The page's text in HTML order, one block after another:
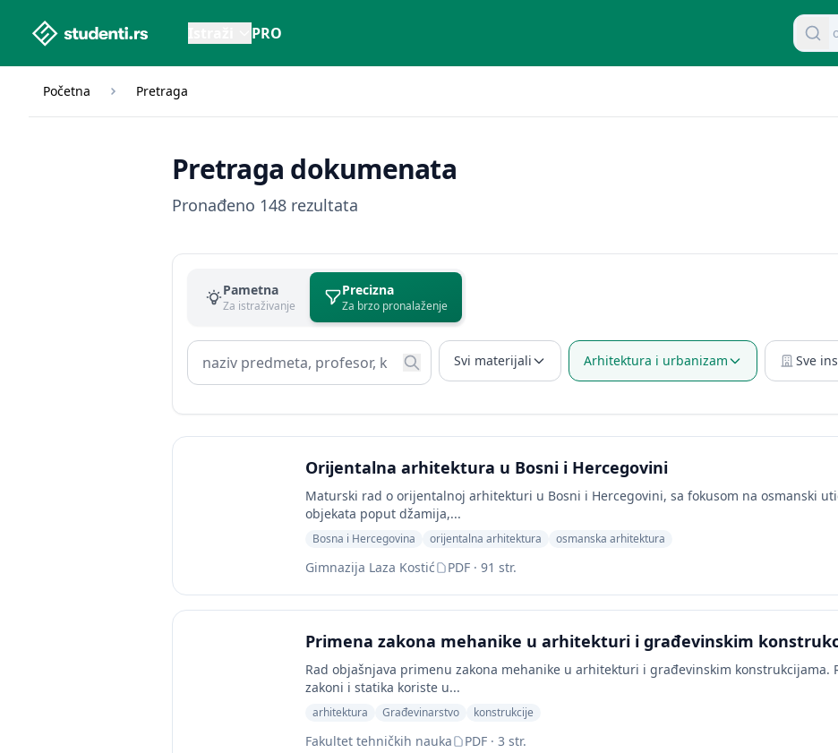
studenti.rs home page PRO
Početna Pretraga
Pretraga dokumenata
Pronađeno 148 rezultata
Pametna
Za istraživanje
Precizna
Za brzo pronalaženje
Svi materijali Arhitektura i urbanizam Sve
Orijentalna arhitektura u Bosni i Hercegovini
Maturski rad o orijentalnoj arhitekturi u Bosni i Hercegovini, sa fokusom na osmanski
objekata poput džamija,...
Bosna i Hercegovina orijentalna arhitektura osmanska arhitektura
Gimnazija Laza Kostić PDF · 91 str.
Primena zakona mehanike u arhitekturi i građevinskim
Rad objašnjava primenu zakona mehanike u arhitekturi i građevinskim konstrukcijama.
zakoni i statika koriste u...
arhitektura Građevinarstvo konstrukcije
Fakultet tehničkih nauka PDF · 3 str.